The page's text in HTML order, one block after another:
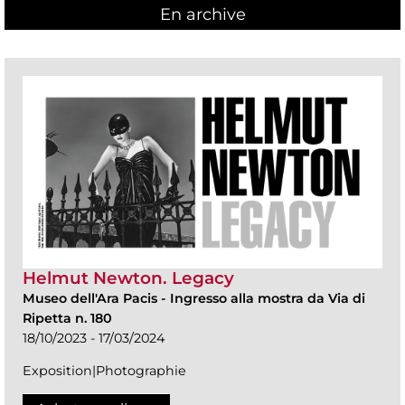
En archive
Helmut Newton. Legacy
Museo dell'Ara Pacis - Ingresso alla mostra da Via di
Ripetta n. 180
18/10/2023 - 17/03/2024
Exposition|Photographie